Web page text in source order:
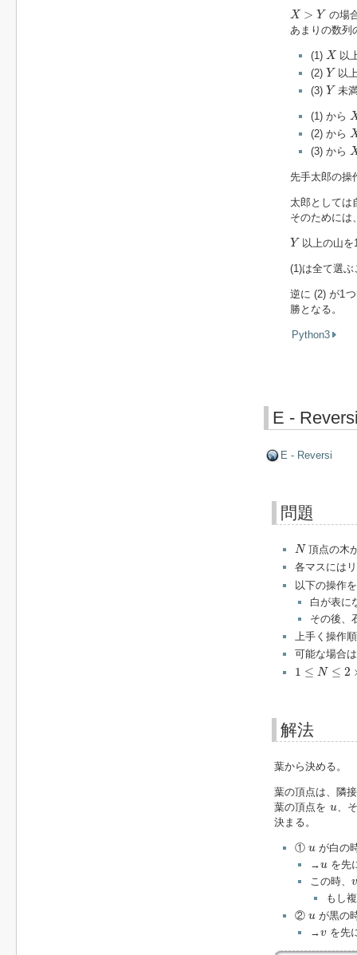
X > Y
X>Y
の場
あまりの数列
(1) X
X 以
(2) Y
Y以
(3) Y
Y 未
(1) から X
(2) から X
(3) から X
先手太郎の操
太郎としては
そのためには
Y
Y 以上の山
(1)は全て選
逆に (2) が1
勝となる。
Python3
E -
E - Reversi
問題
N
N 頂点の木
各マスには
以下の操作
白が表に
その後、
上手く操作
可能な場合
1 ≤ N ≤ 2
≤2 105
解法
葉から決める。
葉の頂点は、隣
葉の頂点を u
u、
決まる。
① u
uが白の
→u
u を先
この時、 v
v
もし
② u
uが黒の
→v
v を先